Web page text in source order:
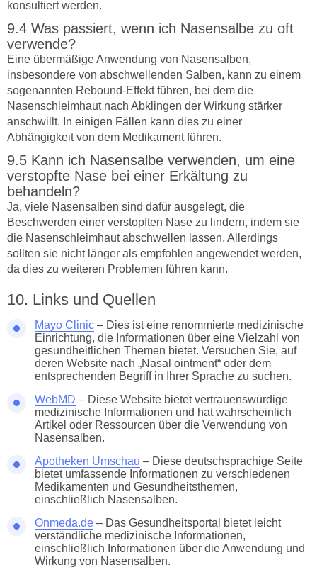
konsultiert werden.
Was passiert, wenn ich Nasensalbe zu oft
verwende?
Eine übermäßige Anwendung von Nasensalben,
insbesondere von abschwellenden Salben, kann zu einem
sogenannten Rebound-Effekt führen, bei dem die
Nasenschleimhaut nach Abklingen der Wirkung stärker
anschwillt. In einigen Fällen kann dies zu einer
Abhängigkeit von dem Medikament führen.
Kann ich Nasensalbe verwenden, um eine
verstopfte Nase bei einer Erkältung zu
behandeln?
Ja, viele Nasensalben sind dafür ausgelegt, die
Beschwerden einer verstopften Nase zu lindern, indem sie
die Nasenschleimhaut abschwellen lassen. Allerdings
sollten sie nicht länger als empfohlen angewendet werden,
da dies zu weiteren Problemen führen kann.
Links und Quellen
Mayo Clinic – Dies ist eine renommierte medizinische
Einrichtung, die Informationen über eine Vielzahl von
gesundheitlichen Themen bietet. Versuchen Sie, auf
deren Website nach „Nasal ointment“ oder dem
entsprechenden Begriff in Ihrer Sprache zu suchen.
WebMD – Diese Website bietet vertrauenswürdige
medizinische Informationen und hat wahrscheinlich
Artikel oder Ressourcen über die Verwendung von
Nasensalben.
Apotheken Umschau – Diese deutschsprachige Seite
bietet umfassende Informationen zu verschiedenen
Medikamenten und Gesundheitsthemen,
einschließlich Nasensalben.
Onmeda.de – Das Gesundheitsportal bietet leicht
verständliche medizinische Informationen,
einschließlich Informationen über die Anwendung und
Wirkung von Nasensalben.